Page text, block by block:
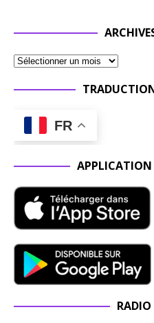
FR
APPLICATION